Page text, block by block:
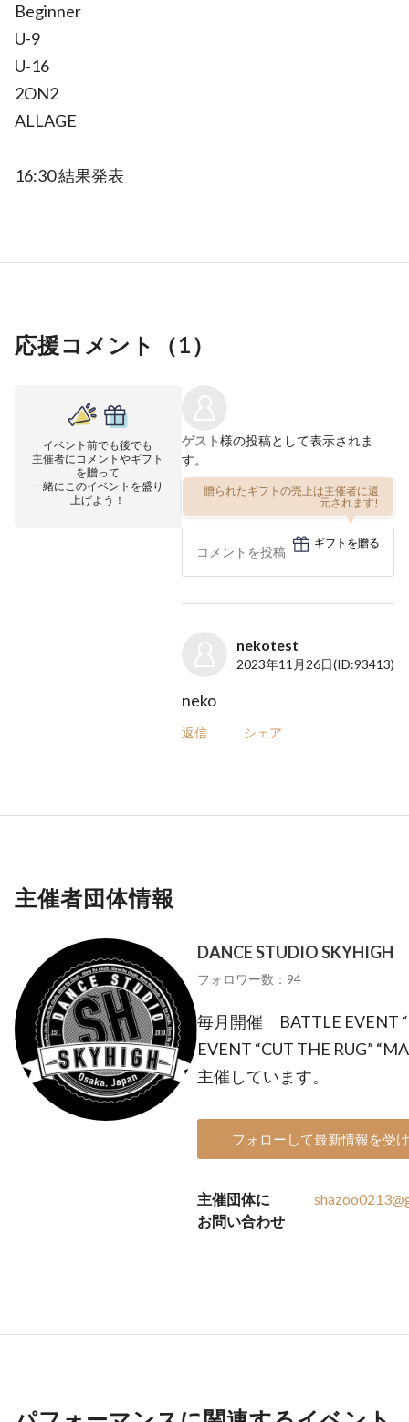
Beginner
U-9
U-16
2ON2
ALLAGE
16:30 結果発表
応援コメント（1）
イベント前でも後でも
主催者にコメントやギフト
を贈って
一緒にこのイベントを盛り
上げよう！
ゲスト様の投稿として表示されま
す。
贈られたギフトの売上は主催者に還
元されます!
ギフトを贈る
nekotest
2023年11月26日(ID:93413)
neko
返信 シェア
主催者団体情報
DANCE STUDIO SKYHIGH
フォロワー数：94
毎月開催 BATTLE EVENT
EVENT “CUT THE RUG”
主催しています。
フォローして最新情報を受
主催団体に
お問い合わせ